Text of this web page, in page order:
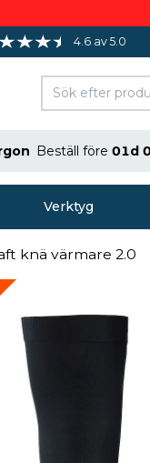
4.6 av 5.0
Beställ före01d
Verktyg
knä värmare 2.0